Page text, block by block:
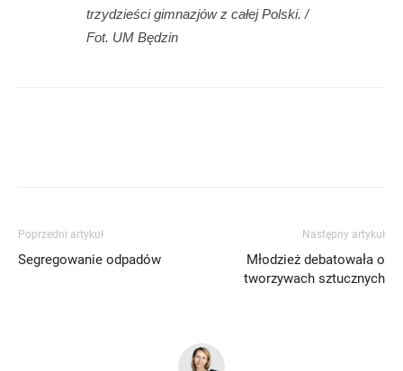
trzydzieści gimnazjów z całej Polski. /
Fot. UM Będzin
Poprzedni artykuł
Segregowanie odpadów
Następny artykuł
Młodzież debatowała o
tworzywach sztucznych